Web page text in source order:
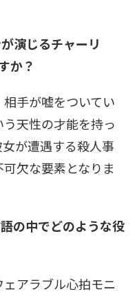
演じるチャーリ
か？
手が嘘をついてい
天性の才能を持っ
が遭遇する殺人事
欠な要素となりま
の中でどのような役
アラブル心拍モニ